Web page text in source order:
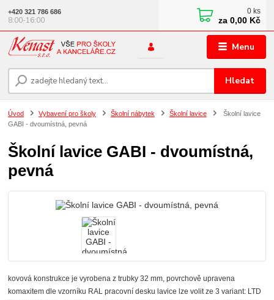
Menu
Hledat
+420 321 786 686
8:00-16:00
0 ks
za 0,00 Kč
Úvod Vybavení pro školy Školní nábytek Školní lavice
Školní lavice
GABI - dvoumístná, pevná
Školní lavice GABI - dvoumístná,
pevná
kovová konstrukce je vyrobena z trubky 32 mm, povrchově upravena
komaxitem dle vzorníku RAL pracovní desku lavice lze volit ze 3 variant: LTD